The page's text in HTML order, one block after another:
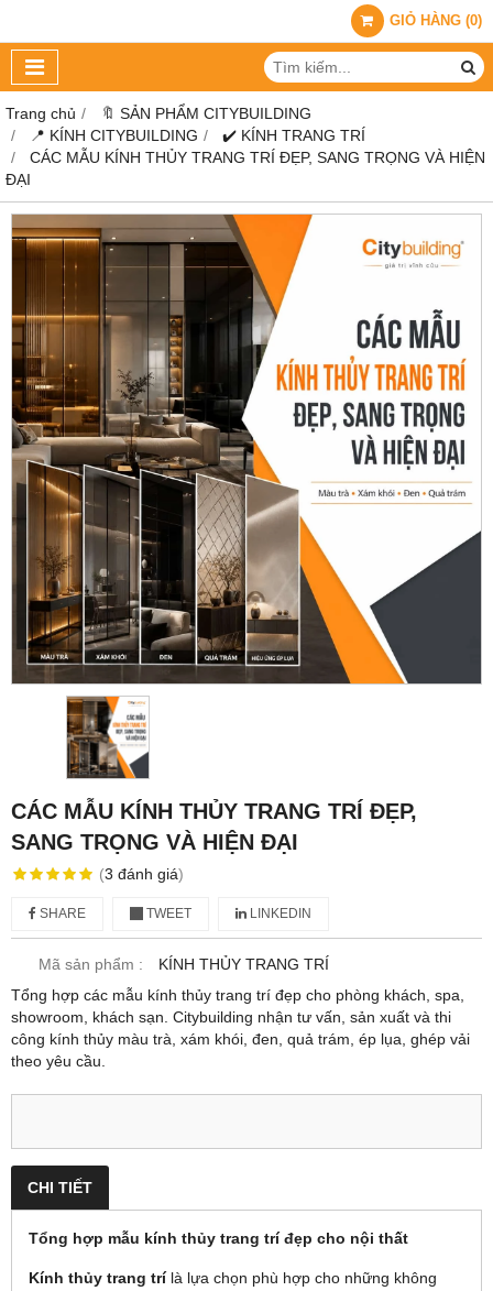
GIỎ HÀNG (0)
Trang chủ
🔖 SẢN PHẨM CITYBUILDING
📍 KÍNH CITYBUILDING
✔️ KÍNH TRANG TRÍ
CÁC MẪU KÍNH THỦY TRANG TRÍ ĐẸP, SANG TRỌNG VÀ HIỆN
ĐẠI
CÁC MẪU KÍNH THỦY TRANG TRÍ ĐẸP,
SANG TRỌNG VÀ HIỆN ĐẠI
(3 đánh giá)
SHARE TWEET LINKEDIN
Mã sản phẩm :
KÍNH THỦY TRANG TRÍ
Tổng hợp các mẫu kính thủy trang trí đẹp cho phòng khách, spa,
showroom, khách sạn. Citybuilding nhận tư vấn, sản xuất và thi
công kính thủy màu trà, xám khói, đen, quả trám, ép lụa, ghép vải
theo yêu cầu.
CHI TIẾT
Tổng hợp mẫu kính thủy trang trí đẹp cho nội thất
Kính thủy trang trílà lựa chọn phù hợp cho những không